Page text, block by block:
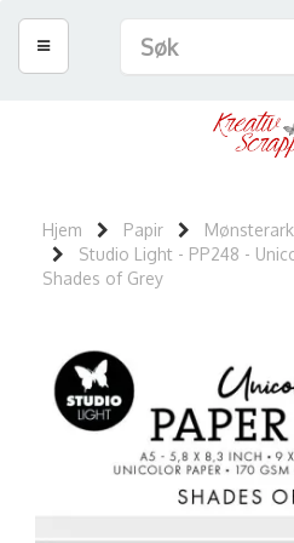
Hjem Papir Mønsterark
Studio Light - PP248 -
Shades of Grey